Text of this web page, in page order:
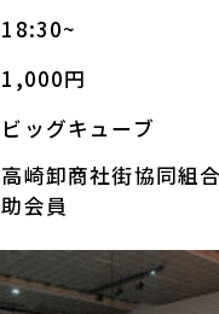
18:30~
1,000円
ビッグキューブ
高崎卸商社街協同組
助会員